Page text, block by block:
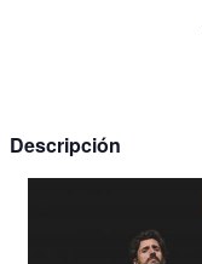
Descripción